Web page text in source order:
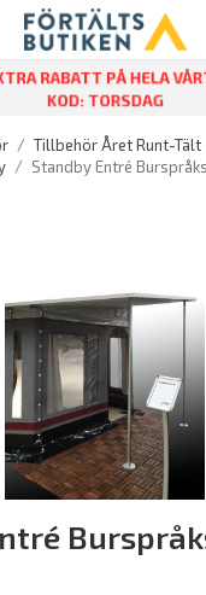
RABATT PÅ HELA
KOD: TORSDAG
/ Tillbehör Året Runt-Tält
/ Standby Entré